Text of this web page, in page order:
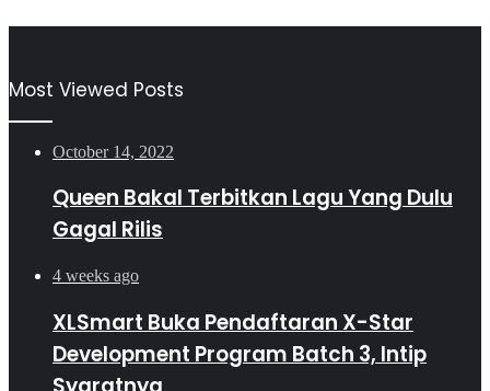
Most Viewed Posts
October 14, 2022
Queen Bakal Terbitkan Lagu Yang Dulu
Gagal Rilis
4 weeks ago
XLSmart Buka Pendaftaran X-Star
Development Program Batch 3, Intip